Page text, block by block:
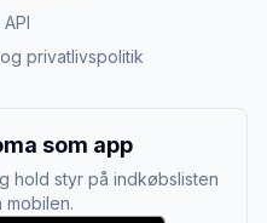
privatlivspolitik
som app
hold styr på indkøbslisten